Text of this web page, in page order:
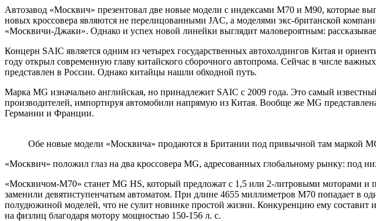
Автозавод «Москвич» презентовал две новые модели с индексами М70 и М90, которые
новых кроссовера являются не перелицованными JAC, а моделями экс-британской
«Москвичи-Джаки». Однако и успех новой линейки выглядит маловероятным:
Концерн SAIC является одним из четырех государственных автохолдингов Китая и
году открыл современную главу китайского сборочного автопрома. Сейчас в числе
представлен в России. Однако китайцы нашли обходной путь.
Марка MG изначально английская, но принадлежит SAIC с 2009 года. Это самый
производителей, импортируя автомобили напрямую из Китая. Вообще же MG
Германии и Франции.
Обе новые модели «Москвича» продаются в Британии под привычной там маркой
«Москвич» положил глаз на два кроссовера MG, адресованных глобальному рынку: под
«Москвичом-М70» станет MG HS, который предложат с 1,5 или 2-литровыми моторами и
заменили девятиступенчатым автоматом. При длине 4655 миллиметров М70 попадает в
полудюжиной моделей, что не сулит новинке простой жизни. Конкуренцию ему составит
на физлиц благодаря мотору мощностью 150-156 л. с.